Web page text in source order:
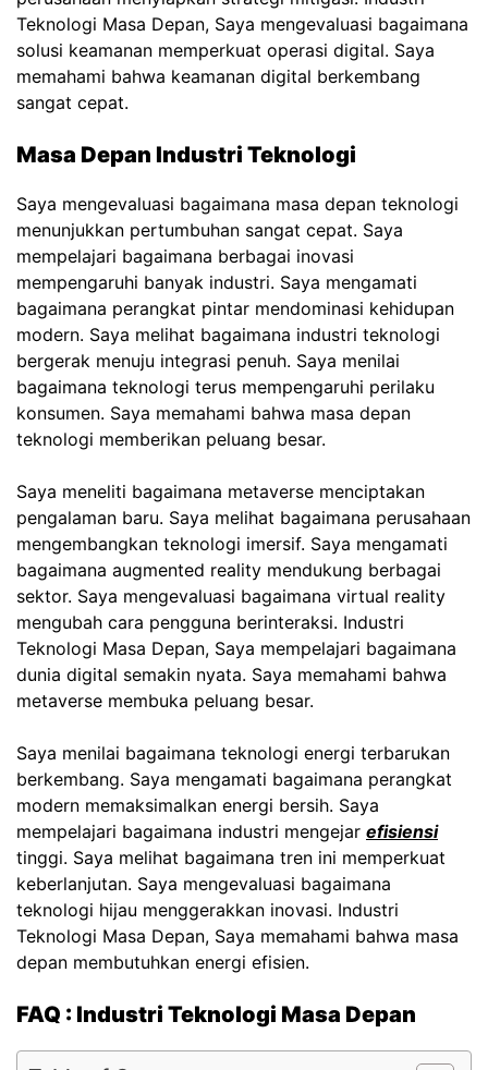
Teknologi Masa Depan, Saya mengevaluasi bagaimana
solusi keamanan memperkuat operasi digital. Saya
memahami bahwa keamanan digital berkembang
sangat cepat.
Masa Depan Industri Teknologi
Saya mengevaluasi bagaimana masa depan teknologi
menunjukkan pertumbuhan sangat cepat. Saya
mempelajari bagaimana berbagai inovasi
mempengaruhi banyak industri. Saya mengamati
bagaimana perangkat pintar mendominasi kehidupan
modern. Saya melihat bagaimana industri teknologi
bergerak menuju integrasi penuh. Saya menilai
bagaimana teknologi terus mempengaruhi perilaku
konsumen. Saya memahami bahwa masa depan
teknologi memberikan peluang besar.
Saya meneliti bagaimana metaverse menciptakan
pengalaman baru. Saya melihat bagaimana perusahaan
mengembangkan teknologi imersif. Saya mengamati
bagaimana augmented reality mendukung berbagai
sektor. Saya mengevaluasi bagaimana virtual reality
mengubah cara pengguna berinteraksi. Industri
Teknologi Masa Depan, Saya mempelajari bagaimana
dunia digital semakin nyata. Saya memahami bahwa
metaverse membuka peluang besar.
Saya menilai bagaimana teknologi energi terbarukan
berkembang. Saya mengamati bagaimana perangkat
modern memaksimalkan energi bersih. Saya
mempelajari bagaimana industri mengejar efisiensi
tinggi. Saya melihat bagaimana tren ini memperkuat
keberlanjutan. Saya mengevaluasi bagaimana
teknologi hijau menggerakkan inovasi. Industri
Teknologi Masa Depan, Saya memahami bahwa masa
depan membutuhkan energi efisien.
FAQ : Industri Teknologi Masa Depan